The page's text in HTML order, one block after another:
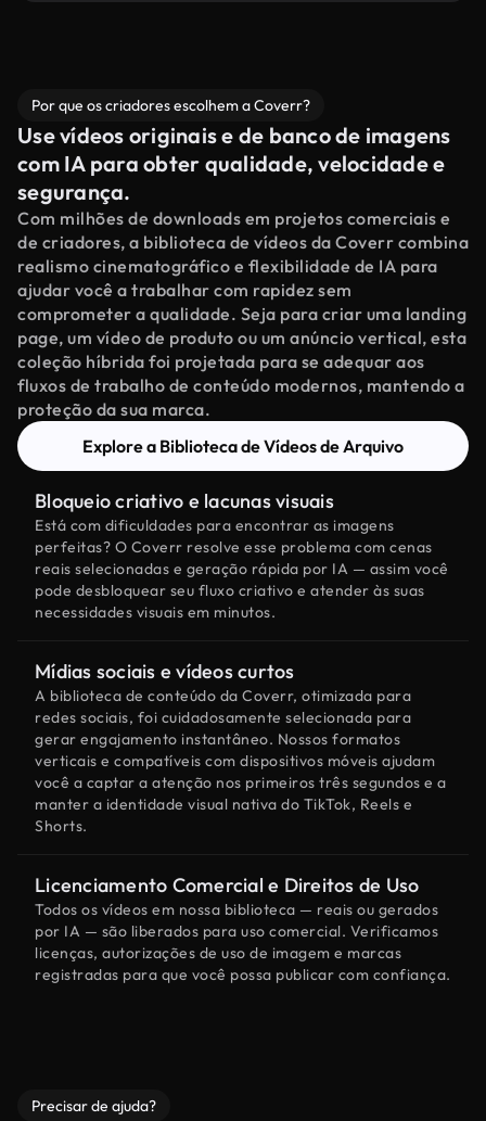
Por que os criadores escolhem a Coverr?
Use vídeos originais e de banco de imagens
com IA para obter qualidade, velocidade e
segurança.
Com milhões de downloads em projetos comerciais e
de criadores, a biblioteca de vídeos da Coverr combina
realismo cinematográfico e flexibilidade de IA para
ajudar você a trabalhar com rapidez sem
comprometer a qualidade. Seja para criar uma landing
page, um vídeo de produto ou um anúncio vertical, esta
coleção híbrida foi projetada para se adequar aos
fluxos de trabalho de conteúdo modernos, mantendo a
proteção da sua marca.
Explore a Biblioteca de Vídeos de Arquivo
Bloqueio criativo e lacunas visuais
Está com dificuldades para encontrar as imagens
perfeitas? O Coverr resolve esse problema com cenas
reais selecionadas e geração rápida por IA — assim você
pode desbloquear seu fluxo criativo e atender às suas
necessidades visuais em minutos.
Mídias sociais e vídeos curtos
A biblioteca de conteúdo da Coverr, otimizada para
redes sociais, foi cuidadosamente selecionada para
gerar engajamento instantâneo. Nossos formatos
verticais e compatíveis com dispositivos móveis ajudam
você a captar a atenção nos primeiros três segundos e a
manter a identidade visual nativa do TikTok, Reels e
Shorts.
Licenciamento Comercial e Direitos de Uso
Todos os vídeos em nossa biblioteca — reais ou gerados
por IA — são liberados para uso comercial. Verificamos
licenças, autorizações de uso de imagem e marcas
registradas para que você possa publicar com confiança.
Precisar de ajuda?